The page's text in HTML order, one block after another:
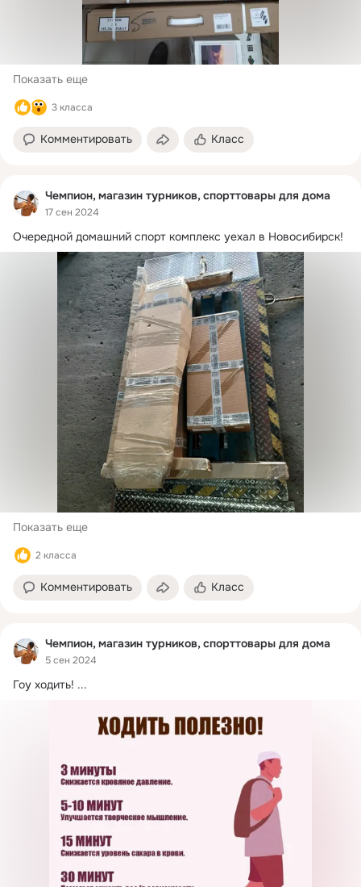
Показать еще
3 класса
Комментировать Класс
Чемпион, магазин турников, спорттовары для дома
17 сен 2024
Очередной домашний спорт комплекс уехал в Новосибирск!
Показать еще
2 класса
Комментировать Класс
Чемпион, магазин турников, спорттовары для дома
5 сен 2024
Гоу ходить! ...